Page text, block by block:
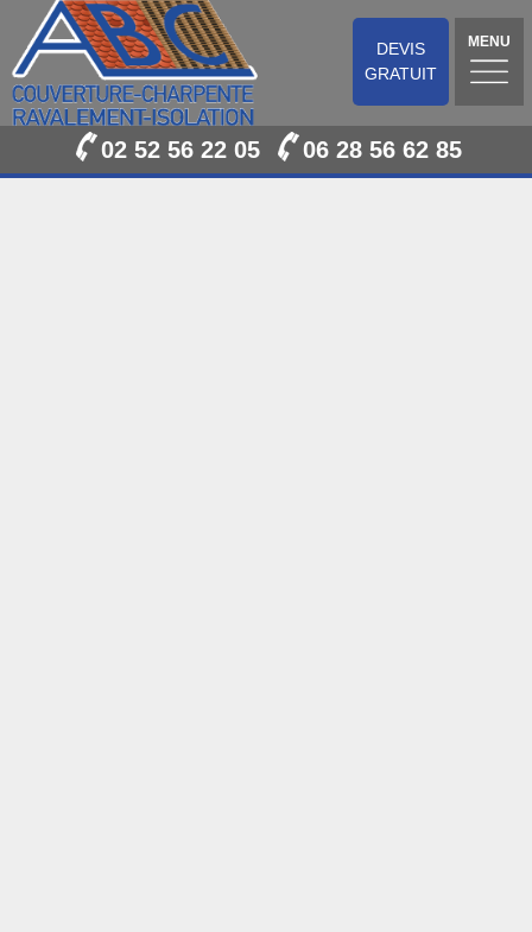
DEVIS
GRATUIT
MENU
02 52 56 22 05 06 28 56 62 85